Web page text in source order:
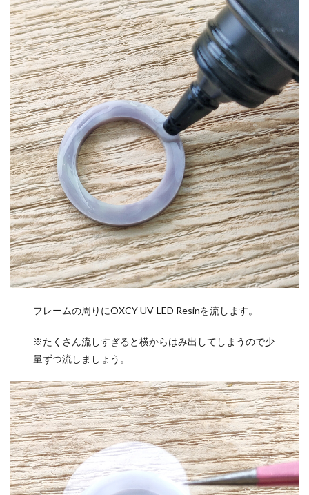
フレームの周りにOXCY UV-LED Resinを流します。
※たくさん流しすぎると横からはみ出してしまうので少
量ずつ流しましょう。